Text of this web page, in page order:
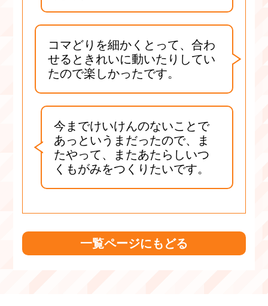
コマどりを細かくとって、合わ
せるときれいに動いたりしてい
たので楽しかったです。
今までけいけんのないことで
あっというまだったので、ま
たやって、またあたらしいつ
くもがみをつくりたいです。
一覧ページにもどる